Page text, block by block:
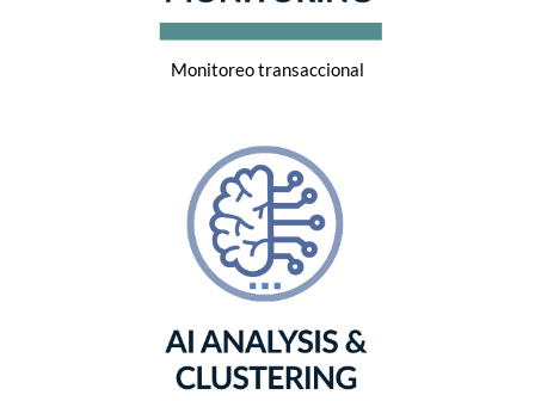
Monitoreo transaccional